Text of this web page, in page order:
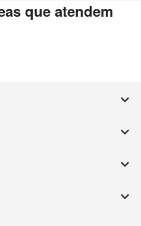
que atendem